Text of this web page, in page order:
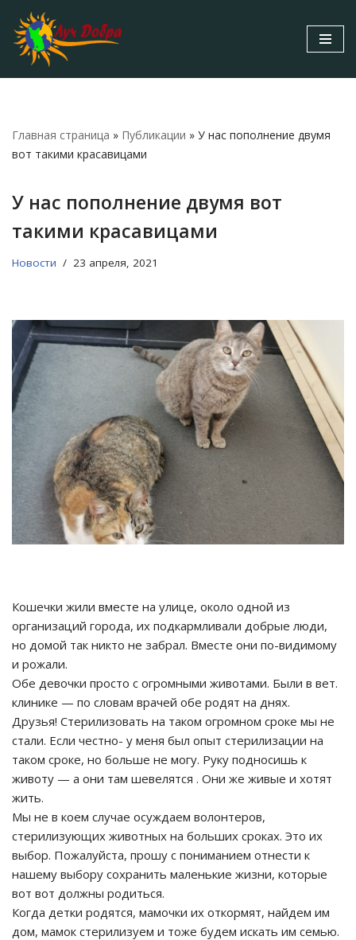
Перейти
содержимому
Главная страница » Публикации » У нас пополнение двумя
вот такими красавицами
У нас пополнение двумя вот
такими красавицами
Новости 23 апреля, 2021
Кошечки жили вместе на улице, около одной из
организаций города, их подкармливали добрые люди,
но домой так никто не забрал. Вместе они по-видимому
и рожали.
Обе девочки просто с огромными животами. Были в вет.
клинике — по словам врачей обе родят на днях.
Друзья! Стерилизовать на таком огромном сроке мы не
стали. Если честно- у меня был опыт стерилизации на
таком сроке, но больше не могу. Руку подносишь к
животу — а они там шевелятся . Они же живые и хотят
жить.
Мы не в коем случае осуждаем волонтеров,
стерилизующих животных на больших сроках. Это их
выбор. Пожалуйста, прошу с пониманием отнести к
нашему выбору сохранить маленькие жизни, которые
вот вот должны родиться.
Когда детки родятся, мамочки их откормят, найдем им
дом, мамок стерилизуем и тоже будем искать им семью.